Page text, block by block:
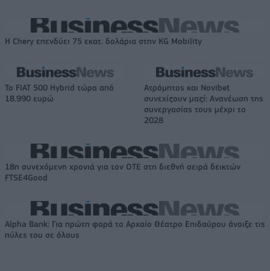
Η Chery επενδύει 75 εκατ. δολάρια στην KG Mobility
Το FIAT 500 Hybrid τώρα από
18.990 ευρώ
Ατρόμητος και Novibet
συνεχίζουν μαζί: Ανανέωση της
συνεργασίας τους μέχρι το
2028
18η συνεχόμενη χρονιά για τον ΟΤΕ στη διεθνή σειρά δεικτών
FTSE4Good
Alpha Bank: Για πρώτη φορά το Αρχαίο Θέατρο Επιδαύρου άνοιξε τις
πύλες του σε όλους